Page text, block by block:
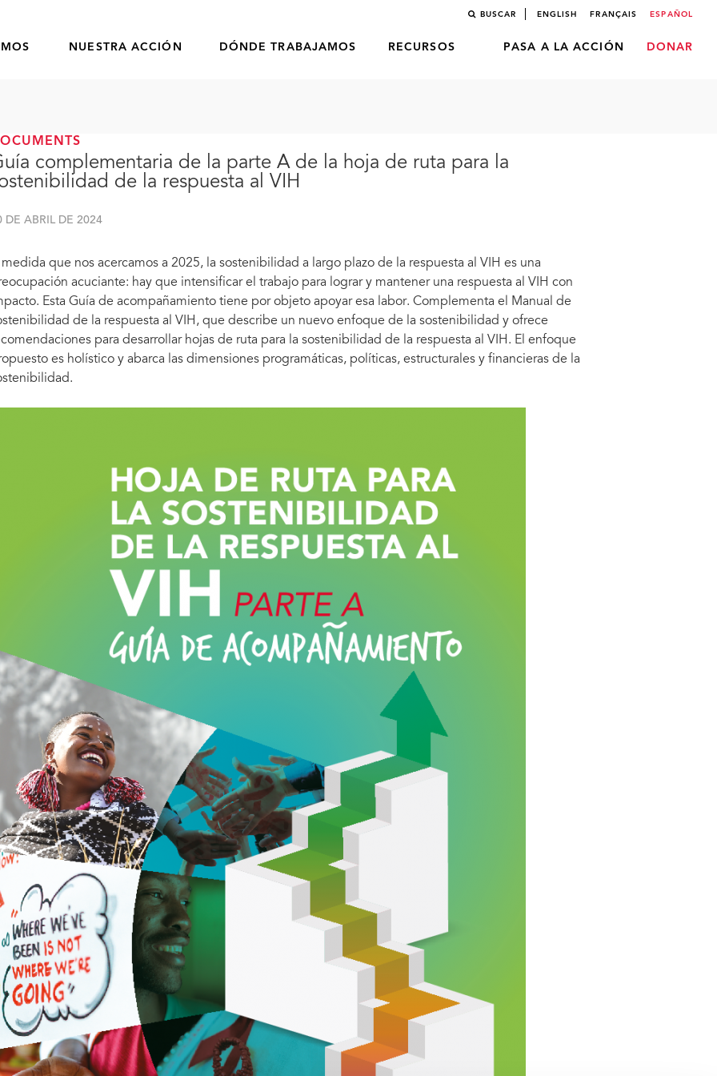
BUSCAR ENGLISH FRANÇAIS ESPAÑOL
NUESTRA ACCIÓN DÓNDE TRABAJAMOS RECURSOS PASA A LA ACCIÓN DONAR
complementaria de la parte A de la hoja de ruta para la
de la respuesta al VIH
DE ABRIL DE 2024
que nos acercamos a 2025, la sostenibilidad a largo plazo de la respuesta al VIH es una
acuciante: hay que intensificar el trabajo para lograr y mantener una respuesta al VIH con
Esta Guía de acompañamiento tiene por objeto apoyar esa labor. Complementa el Manual de
de la respuesta al VIH, que describe un nuevo enfoque de la sostenibilidad y ofrece
para desarrollar hojas de ruta para la sostenibilidad de la respuesta al VIH. El enfoque
es holístico y abarca las dimensiones programáticas, políticas, estructurales y financieras de la